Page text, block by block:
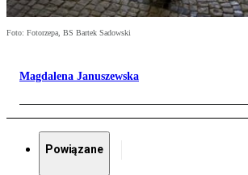
Foto: Fotorzepa, BS Bartek Sadowski
Magdalena Januszewska
Powiązane